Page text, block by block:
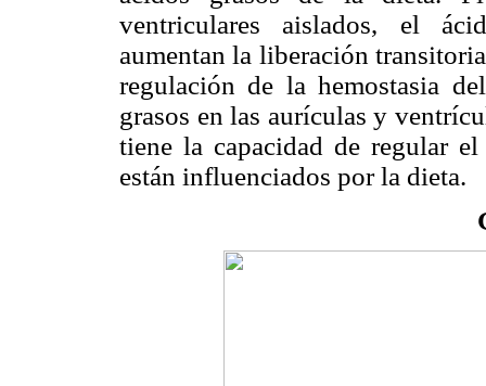
ventriculares aislados, el
aumentan la liberación
regulación de la hemostasia
grasos en las aurículas y
tiene la capacidad de regular
están influenciados por la dieta.